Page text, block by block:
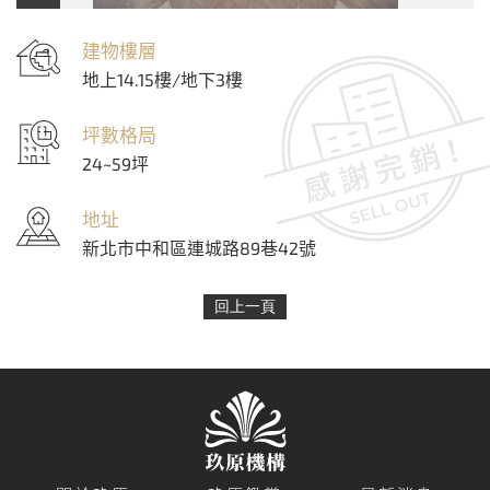
建物樓層
地上14.15樓/地下3樓
坪數格局
24~59坪
地址
新北市中和區連城路89巷42號
回上一頁